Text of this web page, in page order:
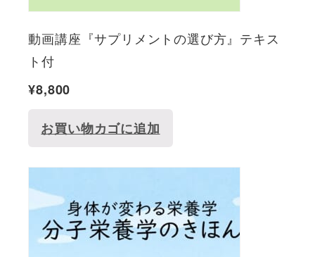
動画講座『サプリメントの選び方』テキス
ト付
¥8,800
お買い物カゴに追加